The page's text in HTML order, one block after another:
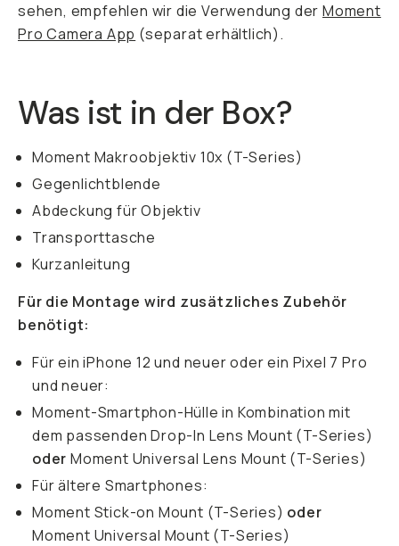
sehen, empfehlen wir die Verwendung der Moment
Pro Camera App (separat erhältlich).
Was ist in der Box?
Moment Makroobjektiv 10x (T-Series)
Gegenlichtblende
Abdeckung für Objektiv
Transporttasche
Kurzanleitung
Für die Montage wird zusätzliches Zubehör
benötigt:
Für ein iPhone 12 und neuer oder ein Pixel 7 Pro
und neuer:
Moment-Smartphon-Hülle in Kombination mit
dem passenden Drop-In Lens Mount (T-Series)
oder Moment Universal Lens Mount (T-Series)
Für ältere Smartphones:
Moment Stick-on Mount (T-Series) oder
Moment Universal Mount (T-Series)